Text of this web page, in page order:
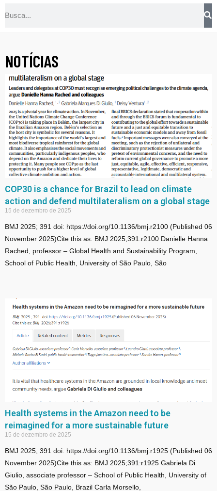
NOTÍCIAS
COP30 is a chance for Brazil to lead on climate
action and defend multilateralism on a global stage
15 de dezembro de 2025
BMJ 2025; 391 doi: https://doi.org/10.1136/bmj.r2100 (Published 06
November 2025)Cite this as: BMJ 2025;391:r2100 Danielle Hanna
Rached, professor – Global Health and Sustainability Program,
School of Public Health, University of São Paulo, São
Health systems in the Amazon need to be
reimagined for a more sustainable future
15 de dezembro de 2025
BMJ 2025; 391 doi: https://doi.org/10.1136/bmj.r1925 (Published 06
November 2025)Cite this as: BMJ 2025;391:r1925 Gabriela Di
Giulio, associate professor – School of Public Health, University of
São Paulo, São Paulo, Brazil Carla Morsello,